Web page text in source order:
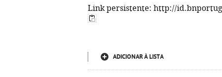
Link persistente: http://
ADICIONAR À LISTA